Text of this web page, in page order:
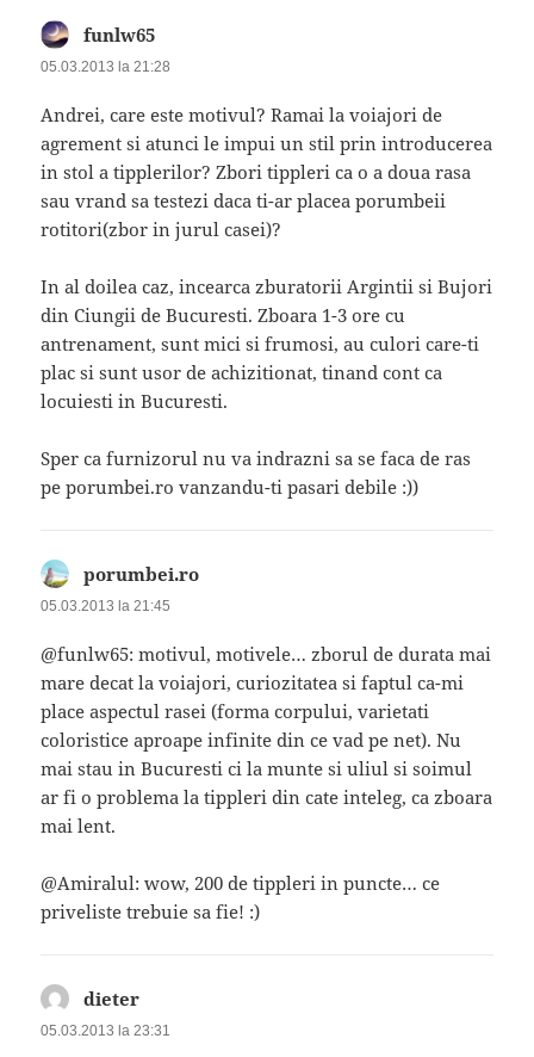
funlw65
05.03.2013 la 21:28
Andrei, care este motivul? Ramai la voiajori de
agrement si atunci le impui un stil prin introducerea
in stol a tipplerilor? Zbori tippleri ca o a doua rasa
sau vrand sa testezi daca ti-ar placea porumbeii
rotitori(zbor in jurul casei)?
In al doilea caz, incearca zburatorii Argintii si Bujori
din Ciungii de Bucuresti. Zboara 1-3 ore cu
antrenament, sunt mici si frumosi, au culori care-ti
plac si sunt usor de achizitionat, tinand cont ca
locuiesti in Bucuresti.
Sper ca furnizorul nu va indrazni sa se faca de ras
pe porumbei.ro vanzandu-ti pasari debile :))
porumbei.ro
05.03.2013 la 21:45
@funlw65: motivul, motivele… zborul de durata mai
mare decat la voiajori, curiozitatea si faptul ca-mi
place aspectul rasei (forma corpului, varietati
coloristice aproape infinite din ce vad pe net). Nu
mai stau in Bucuresti ci la munte si uliul si soimul
ar fi o problema la tippleri din cate inteleg, ca zboara
mai lent.
@Amiralul: wow, 200 de tippleri in puncte… ce
priveliste trebuie sa fie! :)
dieter
05.03.2013 la 23:31